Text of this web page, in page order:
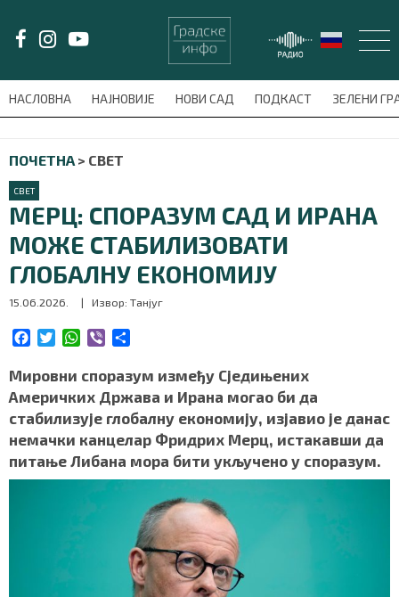
НАСЛОВНА НАЈНОВИЈЕ НОВИ САД ПОДКАСТ ЗЕЛЕНИ
meni'); $this_item = current( wp_filter_object_list(
ПОЧЕТНА > СВЕТ
СВЕТ
МЕРЦ: СПОРАЗУМ САД И ИРАНА
МОЖЕ СТАБИЛИЗОВАТИ
ГЛОБАЛНУ ЕКОНОМИЈУ
15.06.2026. | Извор: Танјуг
c
e
b
o
o
k
i
t
t
e
r
W
a
t
s
A
p
p
b
e
r
a
r
e
Мировни споразум између Сједињених
Америчких Држава и Ирана могао би да
стабилизује глобалну економију, изјавио је данас
немачки канцелар Фридрих Мерц, истакавши да
питање Либана мора бити укључено у споразум.
LAT/ЋИР
НАСЛОВНА
НАЈНОВИЈЕ
НОВИ САД
ПОДКАСТ
ЗЕЛЕНИ ГРАД
ВИДЕО
СПЕЦИЈАЛИ
БЛОГ
ЖИВОТ И СТИЛ